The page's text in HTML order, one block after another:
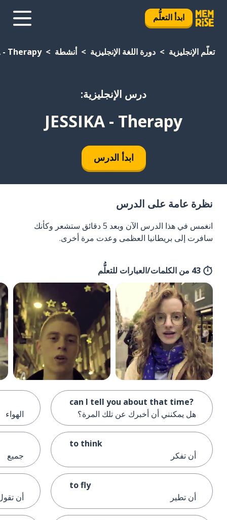
ابدأ التعلُّم
تعلَّم الإنجليزية دورة اللغة الإنجليزية أنشطة - Therapy
درس الإنجليزية:
JESSIKA - Therapy
ابدأ الدرس
نظرة عامة على الدرس
انغمس في هذا الدرس الآن وبعد 5 دقائق ستشعر وكأنك
سافرت إلى بريطانيا العظمى وعدت مرة أخرى.
43 من الكلمات/العبارات للتعلُّم
can I tell you about that time?
هل يمكنني أن أخبرك عن تلك المرة؟
to think
أن تفكر
to fly
أن تطير
الهواء
جميع
أن